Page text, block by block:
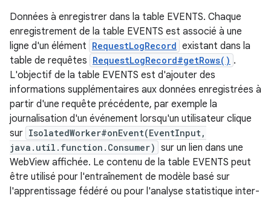
Données à enregistrer dans la table EVENTS. Chaque
enregistrement de la table EVENTS est associé à une
ligne d'un élément RequestLogRecord existant dans la
table de requêtes RequestLogRecord#getRows() .
L'objectif de la table EVENTS est d'ajouter des
informations supplémentaires aux données enregistrées à
partir d'une requête précédente, par exemple la
journalisation d'un événement lorsqu'un utilisateur clique
sur IsolatedWorker#onEvent(EventInput,
java.util.function.Consumer) sur un lien dans une
WebView affichée. Le contenu de la table EVENTS peut
être utilisé pour l'entraînement de modèle basé sur
l'apprentissage fédéré ou pour l'analyse statistique inter-